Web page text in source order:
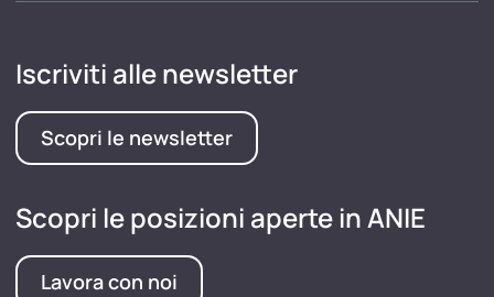
Iscriviti alle newsletter
Scopri le newsletter
Scopri le posizioni aperte in ANIE
Lavora con noi